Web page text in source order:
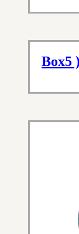
Box5